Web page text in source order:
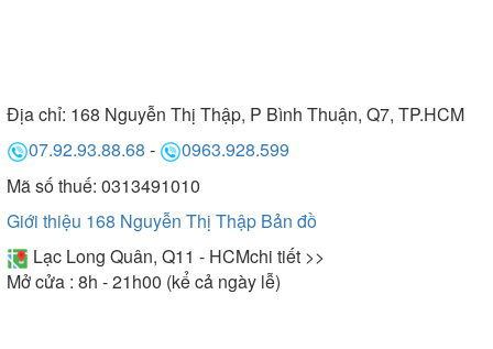
Địa chỉ: 168 Nguyễn Thị Thập, P Bình Thuận, Q7, TP.HCM
07.92.93.88.68 -
0963.928.599
Mã số thuế: 0313491010
Giới thiệu 168 Nguyễn Thị Thập Bản đồ
Lạc Long Quân, Q11 - HCMchi tiết >>
Mở cửa : 8h - 21h00 (kể cả ngày lễ)